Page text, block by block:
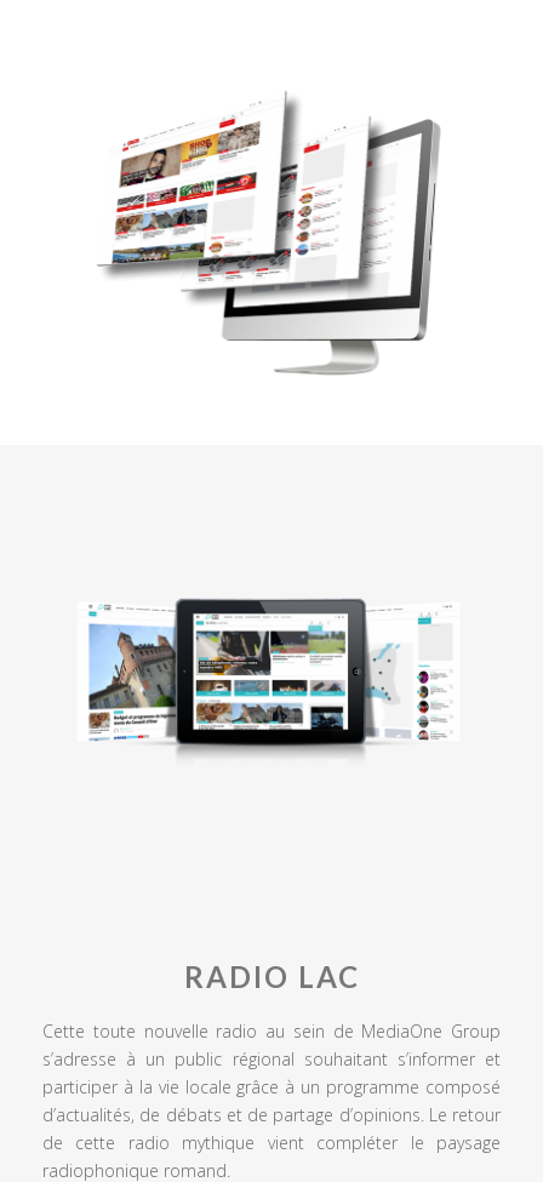
RADIO LAC
Cette toute nouvelle radio au sein de MediaOne Group
s’adresse à un public régional souhaitant s’informer et
participer à la vie locale grâce à un programme composé
d’actualités, de débats et de partage d’opinions. Le retour
de cette radio mythique vient compléter le paysage
radiophonique romand.